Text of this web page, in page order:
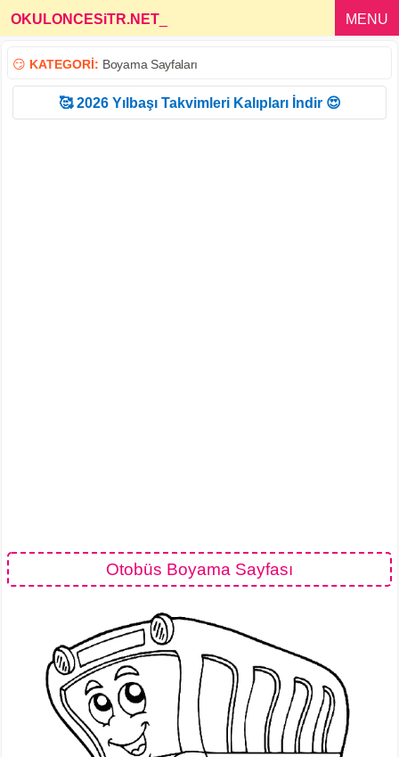
OKULONCESiTR.NET MENU
😏 KATEGORİ: Boyama Sayfaları
🥰 2026 Yılbaşı Takvimleri Kalıpları İndir 😍
Otobüs Boyama Sayfası